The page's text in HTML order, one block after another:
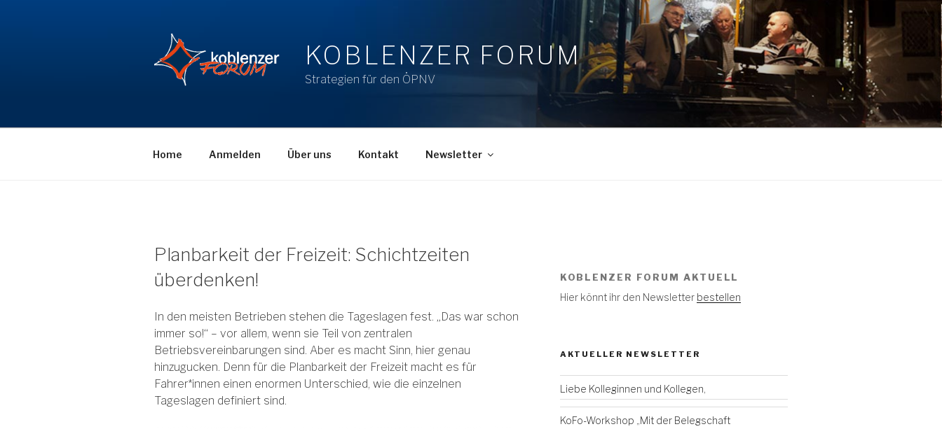
KOBLENZER FORUM
Strategien für den ÖPNV
Home Anmelden Über uns Kontakt Newsletter
Planbarkeit der Freizeit: Schichtzeiten
überdenken!
In den meisten Betrieben stehen die Tageslagen fest. „Das war schon
immer so!“ – vor allem, wenn sie Teil von zentralen
Betriebsvereinbarungen sind. Aber es macht Sinn, hier genau
hinzugucken. Denn für die Planbarkeit der Freizeit macht es für
Fahrer*innen einen enormen Unterschied, wie die einzelnen
Tageslagen definiert sind.
KOBLENZER FORUM AKTUELL
Hier könnt ihr den Newsletter bestellen
AKTUELLER NEWSLETTER
Liebe Kolleginnen und Kollegen,
KoFo-Workshop „Mit der Belegschaft